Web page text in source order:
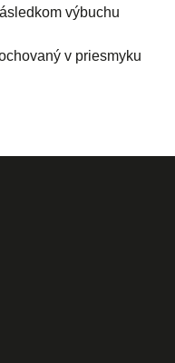
výbuchu
v priesmyku